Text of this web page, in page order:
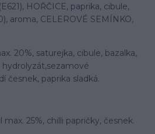
HOŘČICE, paprika, cibule,
aroma, CELEROVÉ SEMÍNKO,
20%, saturejka, cibule, bazalka,
česnek, paprika sladká.
25%, chilli papričky, česnek.